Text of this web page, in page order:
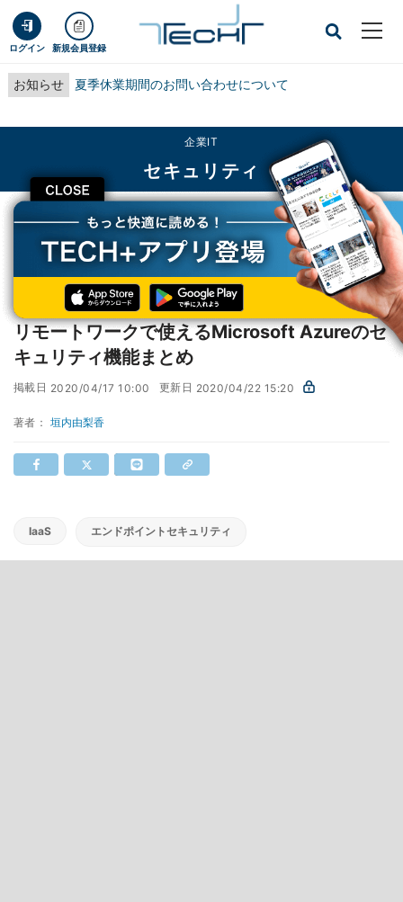
ログイン 新規会員登録
お知らせ 夏季休業期間のお問い合わせについて
CLOSE
企業IT
セキュリティ
TECH+ 企業IT
セキュリティ
リモートワークで使えるMicrosoft Azureのセキュリティ機能まとめ
AzureとOffice 365のセキュリティ、MS ゆりか先生が教えま
す
リモートワークで使えるMicrosoft Azureのセ
キュリティ機能まとめ
掲載日 2020/04/17 10:00 更新日 2020/04/22 15:20
著者： 垣内由梨香
IaaS エンドポイントセキュリティ